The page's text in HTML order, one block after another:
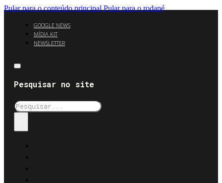
Pular para o conteúdo principal Pular para o rodapé
GOOGLE NEWS
MÍDIA KIT
NEWSLETTER
Pesquisar no site
Pesquisar